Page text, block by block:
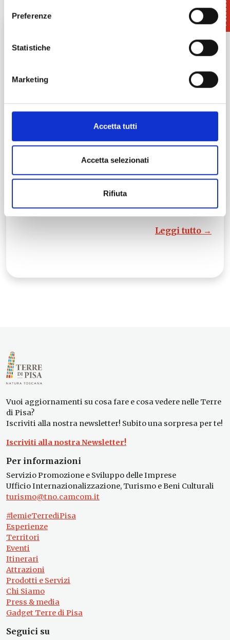
Preferenze
Statistiche
Marketing
Accetta tutti
Accetta selezionati
Rifiuta
I Musei della tradizione artigiana e
Nel panorama italiano la Toscana è forse la
riconoscibilità come luogo a misura d’uomo,
legato…
Leggi tutto →
Vuoi aggiornamenti su cosa fare e cosa vedere nelle Terre
di Pisa?
Iscriviti alla nostra newsletter! Subito una sorpresa per te!
Iscriviti alla nostra Newsletter!
Per informazioni
Servizio Promozione e Sviluppo delle Imprese
Ufficio Internazionalizzazione, Turismo e Beni Culturali
turismo@tno.camcom.it
#lemieTerrediPisa
Esperienze
Territori
Eventi
Itinerari
Attrazioni
Prodotti e Servizi
Chi Siamo
Press & media
Gadget Terre di Pisa
Seguici su